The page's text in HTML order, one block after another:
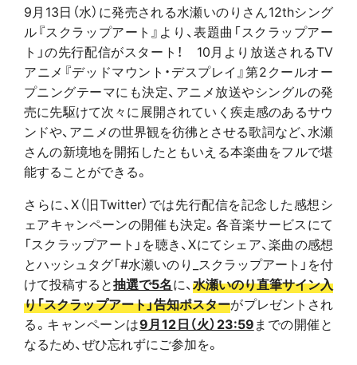
9月13日（水）に発売される水瀬いのりさん12thシング
ル『スクラップアート』より、表題曲「スクラップアー
ト」の先行配信がスタート！ 10月より放送されるTV
アニメ『デッドマウント・デスプレイ』第2クールオー
プニングテーマにも決定、アニメ放送やシングルの発
売に先駆けて次々に展開されていく疾走感のあるサウ
ンドや、アニメの世界観を彷彿とさせる歌詞など、水瀬
さんの新境地を開拓したともいえる本楽曲をフルで堪
能することができる。
さらに、X（旧Twitter）では先行配信を記念した感想シ
ェアキャンペーンの開催も決定。各音楽サービスにて
「スクラップアート」を聴き、Xにてシェア、楽曲の感想
とハッシュタグ「#水瀬いのり_スクラップアート」を付
けて投稿すると抽選で5名に、水瀬いのり直筆サイン入
り「スクラップアート」告知ポスターがプレゼントされ
る。キャンペーンは9月12日（火）23:59までの開催と
なるため、ぜひ忘れずにご参加を。